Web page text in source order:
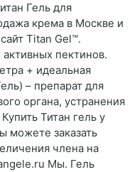
Гель для
крема в Москве и
Titan Gel™.
пектинов.
+ идеальная
– препарат для
органа, устранения
Титан гель у
можете заказать
члена на
Мы. Гель